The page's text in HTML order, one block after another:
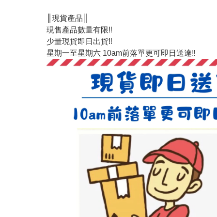
║現貨產品║
現售產品數量有限‼️
少量現貨即日出貨‼️
星期一至星期六 10am前落單更可即日送達‼️